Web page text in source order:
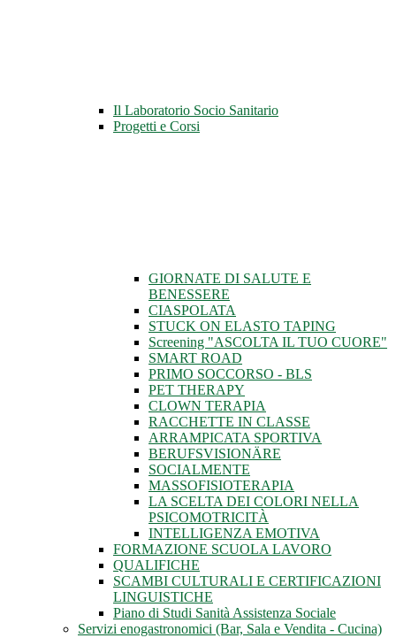
Il Laboratorio Socio Sanitario
Progetti e Corsi
GIORNATE DI SALUTE E
BENESSERE
CIASPOLATA
STUCK ON ELASTO TAPING
Screening "ASCOLTA IL TUO CUORE"
SMART ROAD
PRIMO SOCCORSO - BLS
PET THERAPY
CLOWN TERAPIA
RACCHETTE IN CLASSE
ARRAMPICATA SPORTIVA
BERUFSVISIONÄRE
SOCIALMENTE
MASSOFISIOTERAPIA
LA SCELTA DEI COLORI NELLA
PSICOMOTRICITÀ
INTELLIGENZA EMOTIVA
FORMAZIONE SCUOLA LAVORO
QUALIFICHE
SCAMBI CULTURALI E CERTIFICAZIONI
LINGUISTICHE
Piano di Studi Sanità Assistenza Sociale
Servizi enogastronomici (Bar, Sala e Vendita - Cucina)